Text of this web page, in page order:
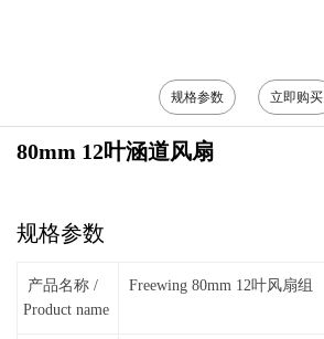
规格参数 立即购买
80mm 12叶涵道风扇
规格参数
产品名称 /
Product name
Freewing 80mm 12叶风扇组